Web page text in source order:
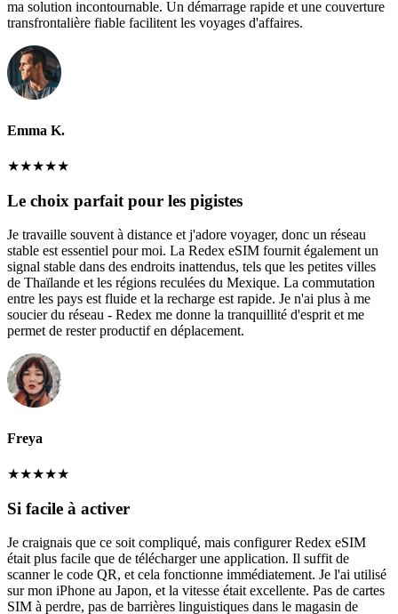
ma solution incontournable. Un démarrage rapide et une couverture
transfrontalière fiable facilitent les voyages d'affaires.
Emma K.
★★★★★
Le choix parfait pour les pigistes
Je travaille souvent à distance et j'adore voyager, donc un réseau
stable est essentiel pour moi. La Redex eSIM fournit également un
signal stable dans des endroits inattendus, tels que les petites villes
de Thaïlande et les régions reculées du Mexique. La commutation
entre les pays est fluide et la recharge est rapide. Je n'ai plus à me
soucier du réseau - Redex me donne la tranquillité d'esprit et me
permet de rester productif en déplacement.
Freya
★★★★★
Si facile à activer
Je craignais que ce soit compliqué, mais configurer Redex eSIM
était plus facile que de télécharger une application. Il suffit de
scanner le code QR, et cela fonctionne immédiatement. Je l'ai utilisé
sur mon iPhone au Japon, et la vitesse était excellente. Pas de cartes
SIM à perdre, pas de barrières linguistiques dans le magasin de